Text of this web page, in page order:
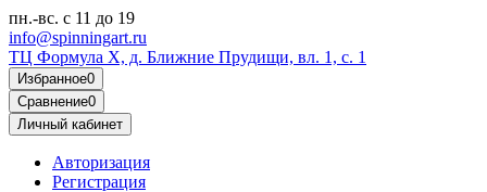
пн.-вс. с 11 до 19
info@spinningart.ru
ТЦ Формула X, д. Ближние Прудищи, вл. 1, с. 1
Избранное0
Сравнение0
Личный кабинет
Авторизация
Регистрация